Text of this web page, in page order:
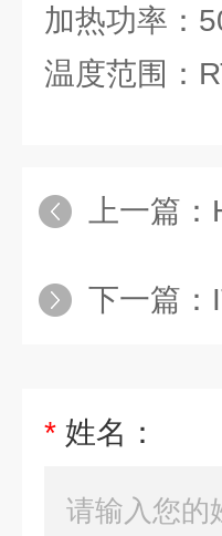
加热功率：
温度范围：
上一篇：
下一篇：
* 姓名：